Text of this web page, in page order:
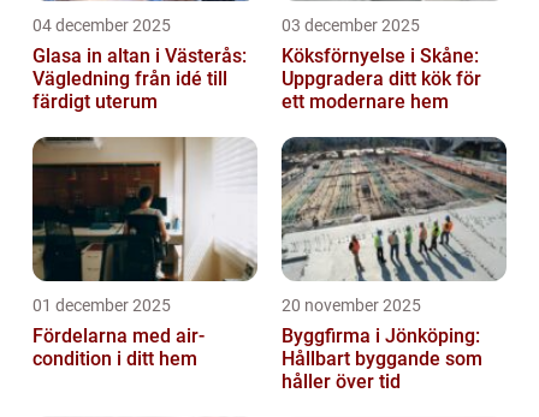
04 december 2025
Glasa in altan i Västerås:
Vägledning från idé till
färdigt uterum
03 december 2025
Köksförnyelse i Skåne:
Uppgradera ditt kök för
ett modernare hem
01 december 2025
Fördelarna med air-
condition i ditt hem
20 november 2025
Byggfirma i Jönköping:
Hållbart byggande som
håller över tid